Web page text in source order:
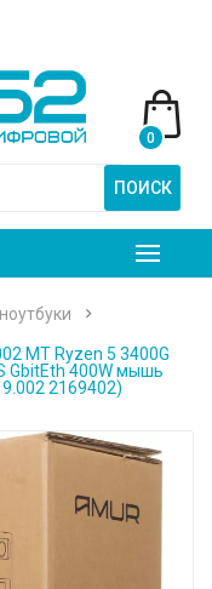
ПОИСК
0
MT Ryzen 5 3400G
GbitEth 400W мышь
2169402)